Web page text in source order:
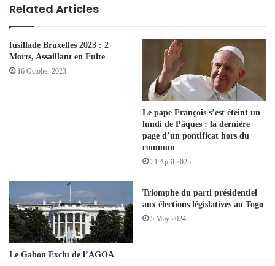
Related Articles
fusillade Bruxelles 2023 : 2
Morts, Assaillant en Fuite
16 October 2023
Le pape François s’est éteint un
lundi de Pâques : la dernière
page d’un pontificat hors du
commun
21 April 2025
Le Gabon Exclu de l’AGOA
Triomphe du parti présidentiel
aux élections législatives au Togo
5 May 2024